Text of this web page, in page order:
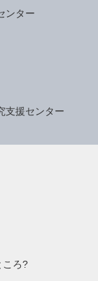
ンター
支援センター
ころ?